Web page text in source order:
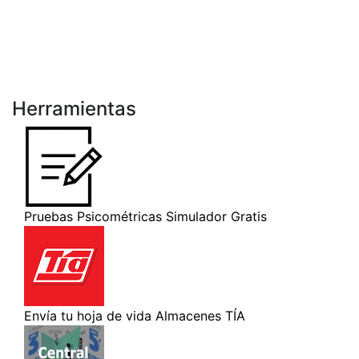
Herramientas